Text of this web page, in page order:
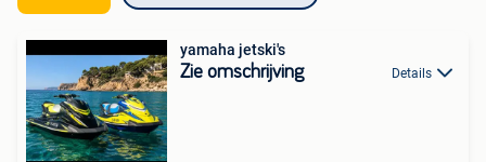
yamaha jetski's
Zie omschrijving Details